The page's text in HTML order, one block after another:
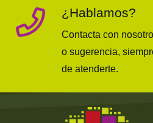
¿Hablamos?
Contacta con
o sugerencia,
de atenderte.